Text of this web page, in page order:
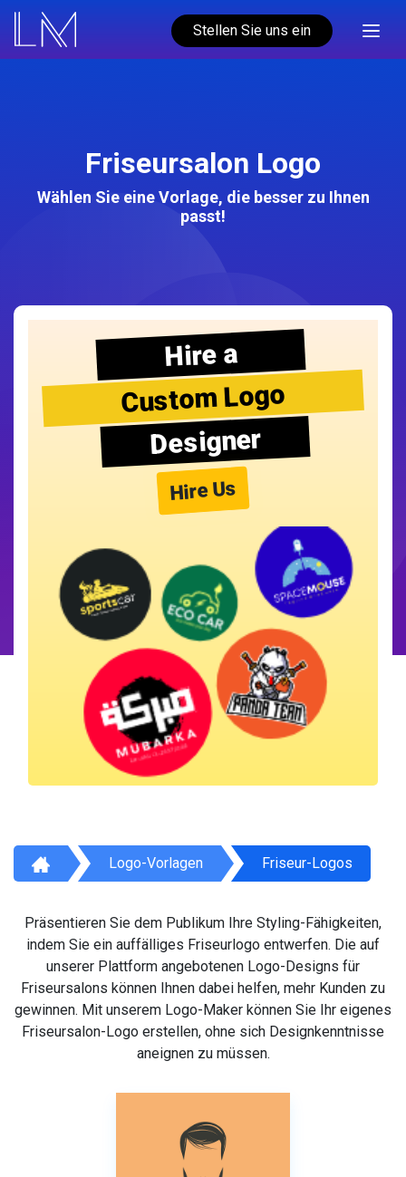
Stellen Sie uns ein
Friseursalon Logo
Wählen Sie eine Vorlage, die besser zu Ihnen
passt!
Hire a
Custom Logo
Designer
Hire Us
Logo-Vorlagen Friseur-Logos
Präsentieren Sie dem Publikum Ihre Styling-Fähigkeiten,
indem Sie ein auffälliges Friseurlogo entwerfen. Die auf
unserer Plattform angebotenen Logo-Designs für
Friseursalons können Ihnen dabei helfen, mehr Kunden zu
gewinnen. Mit unserem Logo-Maker können Sie Ihr eigenes
Friseursalon-Logo erstellen, ohne sich Designkenntnisse
aneignen zu müssen.